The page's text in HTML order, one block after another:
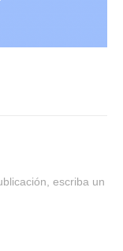
escriba un